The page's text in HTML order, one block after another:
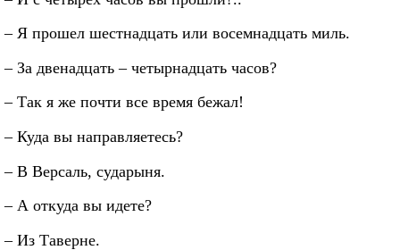
– Я прошел шестнадцать или восемнадцать миль.
– За двенадцать – четырнадцать часов?
– Так я же почти все время бежал!
– Куда вы направляетесь?
– В Версаль, сударыня.
– А откуда вы идете?
– Из Таверне.